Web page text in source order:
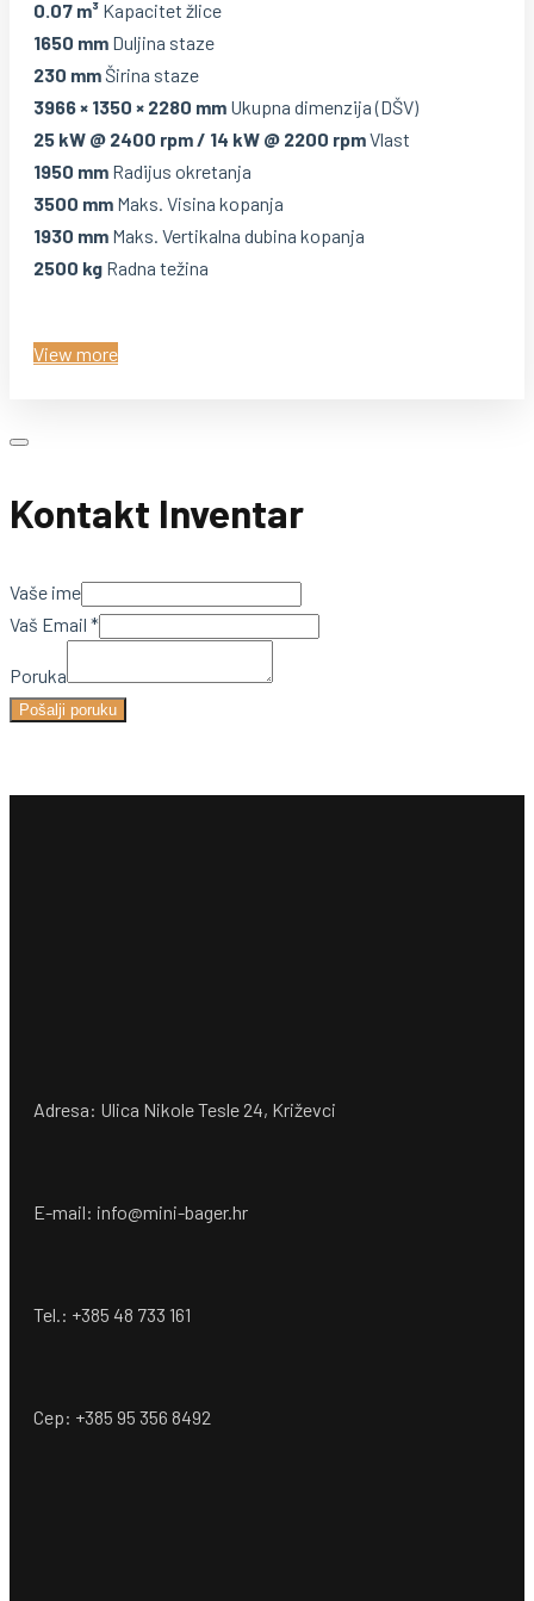
0.07 m³ Kapacitet žlice
1650 mm Duljina staze
230 mmŠirina staze
3966 × 1350 × 2280 mm Ukupna dimenzija (DŠV)
25 kW @ 2400 rpm / 14 kW @ 2200 rpmVlast
1950 mm Radijus okretanja
3500 mm Maks. Visina kopanja
1930 mm Maks. Vertikalna dubina kopanja
2500 kg Radna težina
View more
Kontakt Inventar
Vaše ime
Vaš Email *
Poruka
Pošalji poruku
Adresa: Ulica Nikole Tesle 24, Križevci
E-mail: info@mini-bager.hr
Tel.: +385 48 733 161
Cep: +385 95 356 8492